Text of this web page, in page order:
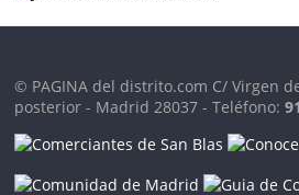
© PAGINA del distrito.com C/ Virgen
posterior - Madrid 28037 - Teléfono: